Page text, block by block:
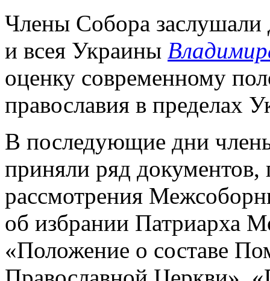
Члены Собора заслушали
и всея Украины
оценку современному
православия в пределах
В последующие дни
приняли ряд
рассмотрения
об избрании Патриарха
«Положение о составе